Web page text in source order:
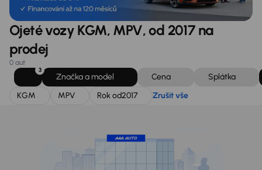
Ojeté vozy KGM, MPV, od 2017 na
prodej
0 aut
3
Značka a model Cena
Splátka
KGM
MPV Rok od2017 Zrušit vše